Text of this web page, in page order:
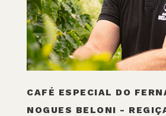
CAFÉ ESPECIAL DO
NOGUES BELONI -